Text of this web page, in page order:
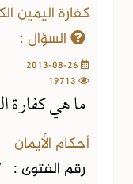
كفارة اليمين
السؤال :
ما هي كفارة
أحكام الأيمان
رقم الفتوى :